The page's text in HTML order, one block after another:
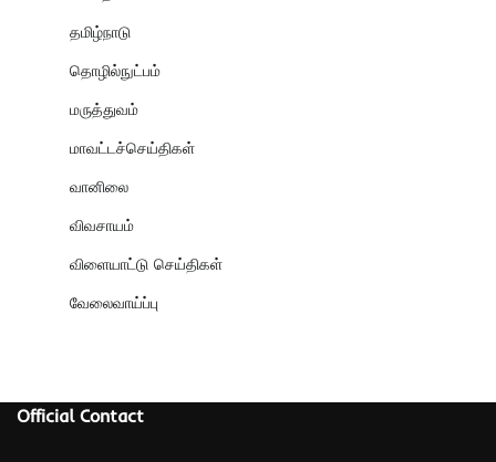
தமிழ்நாடு
தொழில்நுட்பம்
மருத்துவம்
மாவட்டச்செய்திகள்
வானிலை
விவசாயம்
விளையாட்டு செய்திகள்
வேலைவாய்ப்பு
Official Contact